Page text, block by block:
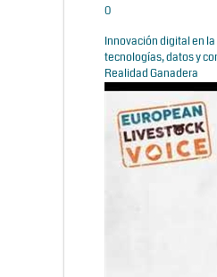
0
Innovación digital en
tecnologías, datos y
Realidad Ganadera